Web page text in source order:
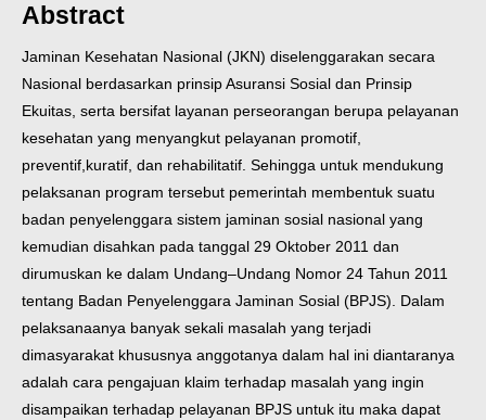
Abstract
Jaminan Kesehatan Nasional (JKN) diselenggarakan secara
Nasional berdasarkan prinsip Asuransi Sosial dan Prinsip
Ekuitas, serta bersifat layanan perseorangan berupa pelayanan
kesehatan yang menyangkut pelayanan promotif,
preventif,kuratif, dan rehabilitatif. Sehingga untuk mendukung
pelaksanan program tersebut pemerintah membentuk suatu
badan penyelenggara sistem jaminan sosial nasional yang
kemudian disahkan pada tanggal 29 Oktober 2011 dan
dirumuskan ke dalam Undang–Undang Nomor 24 Tahun 2011
tentang Badan Penyelenggara Jaminan Sosial (BPJS). Dalam
pelaksanaanya banyak sekali masalah yang terjadi
dimasyarakat khususnya anggotanya dalam hal ini diantaranya
adalah cara pengajuan klaim terhadap masalah yang ingin
disampaikan terhadap pelayanan BPJS untuk itu maka dapat